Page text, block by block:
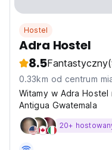
Hostel
Adra Hostel
8.5Fantastyczny
0.33km od centrum
Witamy w Adra
Antigua Gwatemala
20+